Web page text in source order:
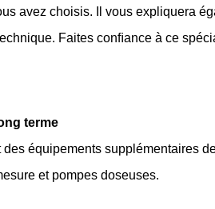
avez choisis. Il vous expliquera
Faites conﬁance à ce
terme
équipements supplémentaires
et pompes doseuses.